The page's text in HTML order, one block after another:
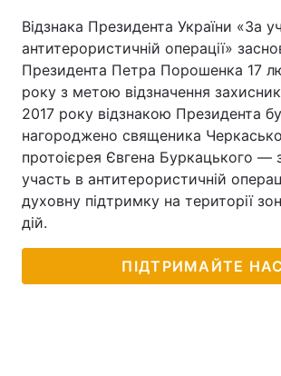
Відзнака Президента України «За
антитерористичній операції»
Президента Петра Порошенка 17
року з метою відзначення
2017 року відзнакою Президента
нагороджено священика
протоієрея Євгена Буркацького —
участь в антитерористичній
духовну підтримку на території
дій.
ПІДТРИМАЙТЕ НАС